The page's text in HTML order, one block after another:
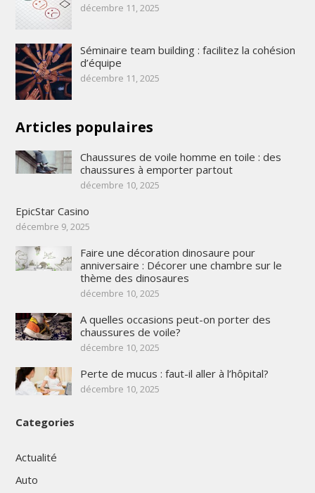
décembre 11, 2025
Séminaire team building : facilitez la cohésion
d’équipe
décembre 11, 2025
Articles populaires
Chaussures de voile homme en toile : des
chaussures à emporter partout
décembre 10, 2025
EpicStar Casino
décembre 9, 2025
Faire une décoration dinosaure pour
anniversaire : Décorer une chambre sur le
thème des dinosaures
décembre 10, 2025
A quelles occasions peut-on porter des
chaussures de voile?
décembre 10, 2025
Perte de mucus : faut-il aller à l’hôpital?
décembre 10, 2025
Categories
Actualité
Auto